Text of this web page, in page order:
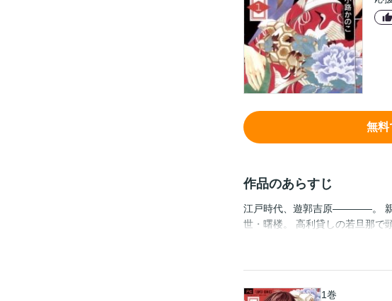
無料
作品のあらすじ
江戸時代、遊郭吉原――――。 親
世・曙楼。 高利貸しの若旦那で
音の運命を突き動かす！！ こ
1巻